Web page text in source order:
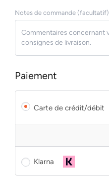
Notes de commande (facultatif)
Paiement
Carte de crédit/débit
Klarna